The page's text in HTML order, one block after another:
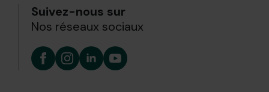
Suivez-nous sur
Nos réseaux sociaux